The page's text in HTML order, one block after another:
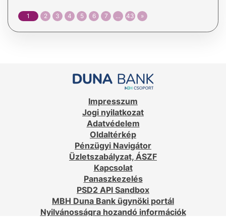
1 2 3 4 5 6 7 … 43 »
Impresszum
Jogi nyilatkozat
Adatvédelem
Oldaltérkép
Pénzügyi Navigátor
Üzletszabályzat, ÁSZF
Kapcsolat
Panaszkezelés
PSD2 API Sandbox
MBH Duna Bank ügynöki portál
Nyilvánosságra hozandó információk